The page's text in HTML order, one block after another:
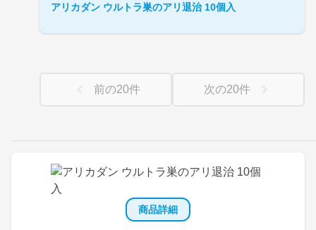
商品詳細
アリカダン ウルトラ巣のアリ退治 10個入
前の20件 次の20件